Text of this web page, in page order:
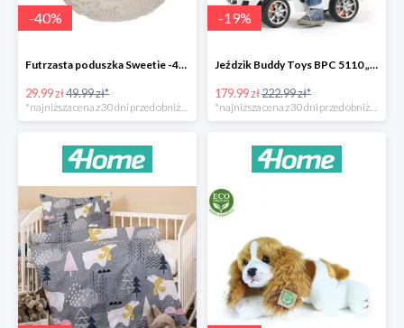
-40%
Futrzasta poduszka Sweetie -40%
29.99 zł49.99 zł*
*najniższa cena z 30 dni przed obniżką
-19%
Jeździk Buddy Toys BPC 5110 „Mercedes Benz SLS” -20%
179.99 zł222.99 zł*
*najniższa cena z 30 dni przed obniżką